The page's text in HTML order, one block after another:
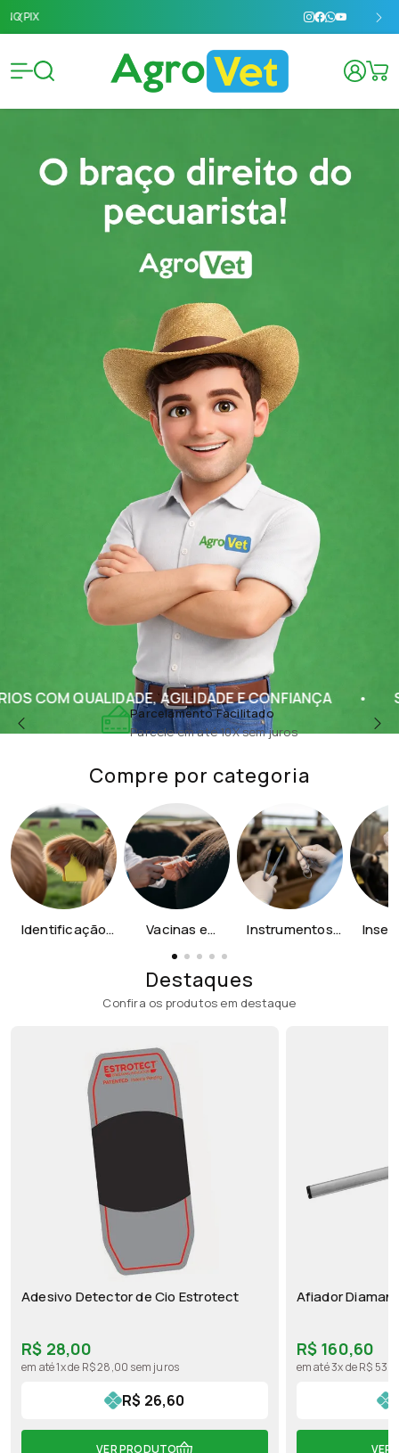
AGILIDADE E CONFIANÇA SOLUÇÕES
Compra Segura
Dados processados com segurança
Compre por categoria
Identificação
Vacinas e
Instrumentos
Destaques
Confira os produtos em destaque
Adesivo Detector de Cio Estrotect
R$ 28,00
R$ 26,60
em até 1x de R$ 28,00 sem juros
VER PRODUTO
Afiador
R$ 160,60
em até 3x de R$
VER